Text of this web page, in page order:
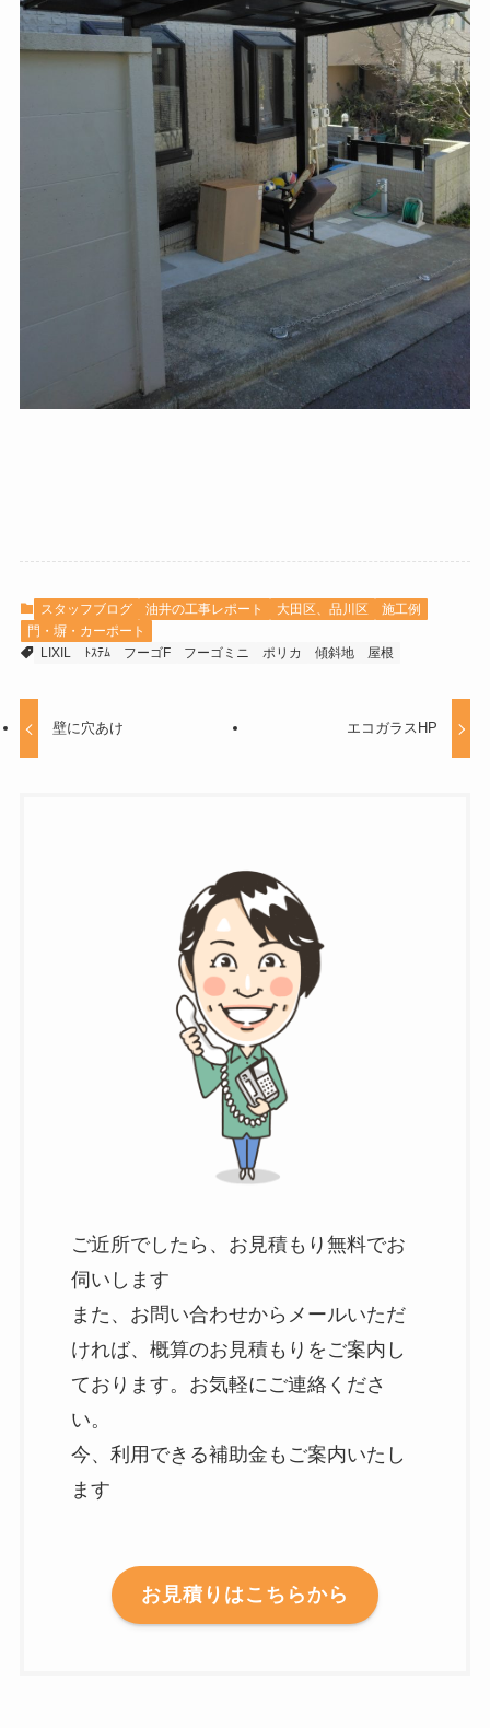
スタッフブログ 油井の工事レポート 大田区、品川区
施工例
門・塀・カーポート
LIXIL
ﾄｽﾃﾑ フーゴF フーゴミニ ポリカ 傾斜地 屋根
壁に穴あけ エコガラスHP
ご近所でしたら、お見積もり無料でお
伺いします
また、お問い合わせからメールいただ
ければ、概算のお見積もりをご案内し
ております。お気軽にご連絡くださ
い。
今、利用できる補助金もご案内いたし
ます
お見積りはこちらから